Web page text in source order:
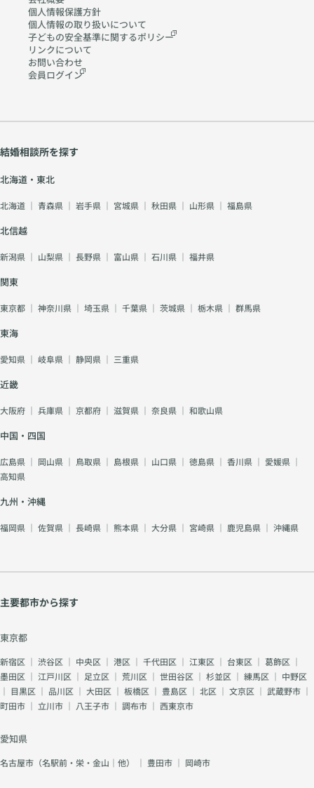
個人情報保護方針
個人情報の取り扱いについて
子どもの安全基準に関するポリシー
リンクについて
お問い合わせ
会員ログイン
結婚相談所を探す
北海道・東北
北海道 ｜ 青森県 ｜ 岩手県 ｜ 宮城県 ｜ 秋田県 ｜ 山形県 ｜ 福島県
北信越
新潟県 ｜ 山梨県 ｜ 長野県 ｜ 富山県 ｜ 石川県 ｜ 福井県
関東
東京都 ｜ 神奈川県 ｜ 埼玉県 ｜ 千葉県 ｜ 茨城県 ｜ 栃木県 ｜ 群馬県
東海
愛知県 ｜ 岐阜県 ｜ 静岡県 ｜ 三重県
近畿
大阪府 ｜ 兵庫県 ｜ 京都府 ｜ 滋賀県 ｜ 奈良県 ｜ 和歌山県
中国・四国
広島県 ｜ 岡山県 ｜ 鳥取県 ｜ 島根県 ｜ 山口県 ｜ 徳島県 ｜ 香川県 ｜ 愛媛県 ｜
高知県
九州・沖縄
福岡県 ｜ 佐賀県 ｜ 長崎県 ｜ 熊本県 ｜ 大分県 ｜ 宮崎県 ｜ 鹿児島県 ｜ 沖縄県
主要都市から探す
東京都
新宿区 ｜ 渋谷区 ｜ 中央区 ｜ 港区 ｜ 千代田区 ｜ 江東区 ｜ 台東区 ｜ 葛飾区 ｜
墨田区 ｜ 江戸川区 ｜ 足立区 ｜ 荒川区 ｜ 世田谷区 ｜ 杉並区 ｜ 練馬区 ｜ 中野区
｜ 目黒区 ｜ 品川区 ｜ 大田区 ｜ 板橋区 ｜ 豊島区 ｜ 北区 ｜ 文京区 ｜ 武蔵野市 ｜
町田市 ｜ 立川市 ｜ 八王子市 ｜ 調布市 ｜ 西東京市
愛知県
名古屋市（名駅前・栄・金山｜他） ｜ 豊田市 ｜ 岡崎市